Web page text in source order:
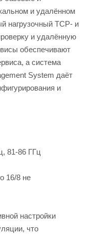
и удалённом
нагрузочный TCP- и
и удалённую
обеспечивают
а система
System даёт
и
81-86 ГГц
16/8 не
настройки
что